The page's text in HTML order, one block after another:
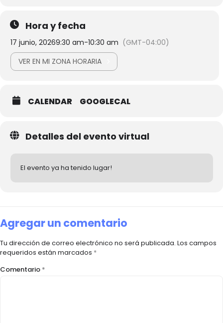
Hora y fecha
17 junio, 20269:30 am-10:30 am (GMT-04:00)
VER EN MI ZONA HORARIA
CALENDAR GOOGLECAL
Detalles del evento virtual
El evento ya ha tenido lugar!
Agregar un comentario
Tu dirección de correo electrónico no será publicada. Los campos
requeridos están marcados *
Comentario *